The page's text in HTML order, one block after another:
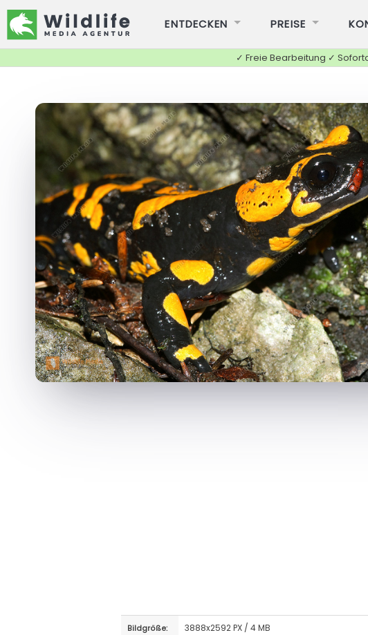
ENTDECKEN PREISE
✓ Freie Bearbeitung ✓
Bildgröße: 3888x2592 PX / 4 MB